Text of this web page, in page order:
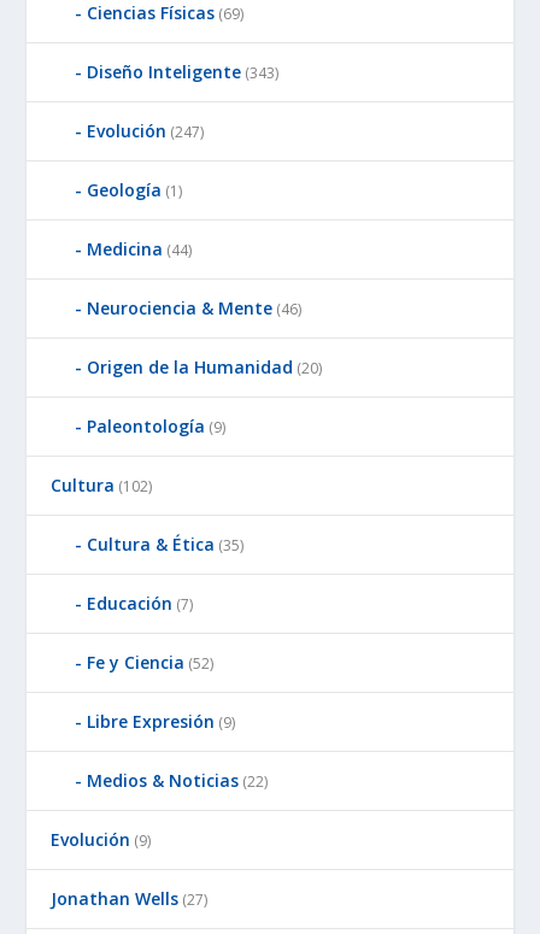
Ciencias Físicas (69)
Diseño Inteligente (343)
Evolución (247)
Geología (1)
Medicina (44)
Neurociencia & Mente (46)
Origen de la Humanidad (20)
Paleontología (9)
Cultura (102)
Cultura & Ética (35)
Educación (7)
Fe y Ciencia (52)
Libre Expresión (9)
Medios & Noticias (22)
Evolución (9)
Jonathan Wells (27)